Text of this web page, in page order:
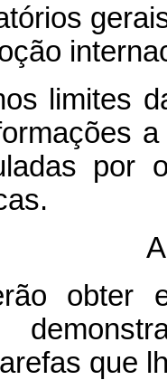
limites
por
obter
que